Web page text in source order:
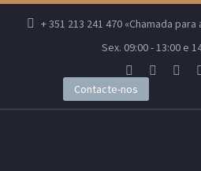
+ 351 213 241 470 «Chamada
Sex. 09:00 - 13:00 e
Contacte-nos